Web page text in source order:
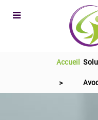
Accueil
>